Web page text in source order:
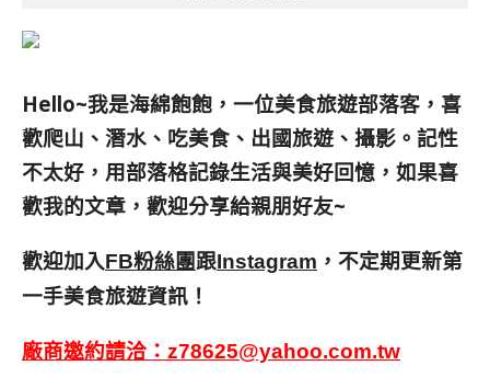
Hello~我是海綿飽飽，一位美食旅遊部落客， 喜
歡爬山、潛水、吃美食、出國旅遊、攝影。 記性
不太好，用部落格記錄生活與美好回憶， 如果喜
歡我的文章，歡迎分享給親朋好友~
歡迎加入FB粉絲團跟Instagram ，不定期更新第
一手美食旅遊資訊！
廠商邀約請洽： z78625@yahoo.com.tw